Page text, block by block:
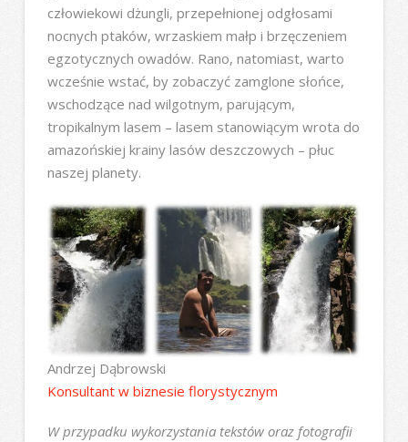
człowiekowi dżungli, przepełnionej odgłosami
nocnych ptaków, wrzaskiem małp i brzęczeniem
egzotycznych owadów. Rano, natomiast, warto
wcześnie wstać, by zobaczyć zamglone słońce,
wschodzące nad wilgotnym, parującym,
tropikalnym lasem – lasem stanowiącym wrota do
amazońskiej krainy lasów deszczowych – płuc
naszej planety.
Andrzej Dąbrowski
Konsultant w biznesie florystycznym
W przypadku wykorzystania tekstów oraz fotografii